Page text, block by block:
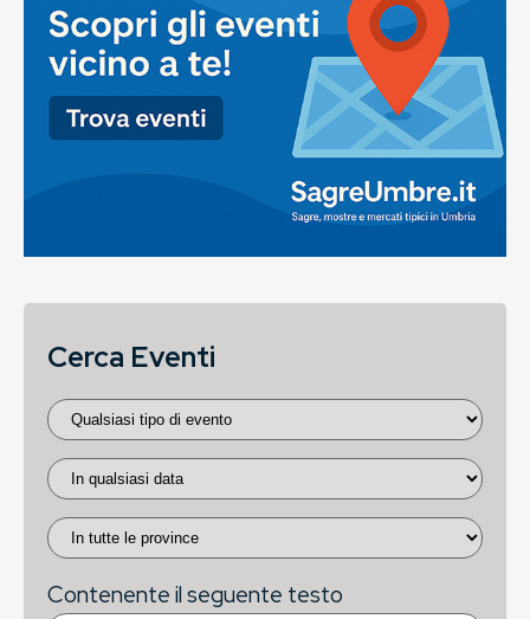
Cerca Eventi
Contenente il seguente testo